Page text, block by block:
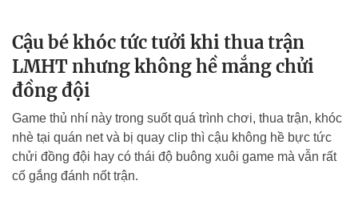
Cậu bé khóc tức tưởi khi thua trận
LMHT nhưng không hề mắng chửi
đồng đội
Game thủ nhí này trong suốt quá trình chơi, thua trận, khóc
nhè tại quán net và bị quay clip thì cậu không hề bực tức
chửi đồng đội hay có thái độ buông xuôi game mà vẫn rất
cố gắng đánh nốt trận.